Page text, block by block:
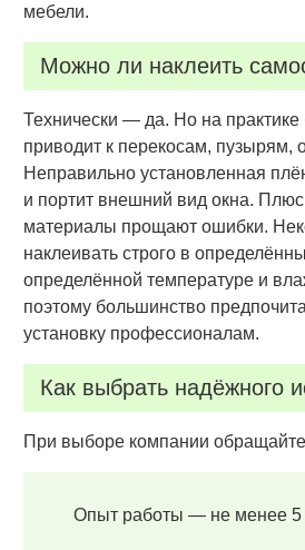
мебели.
Можно ли наклеить
Технически — да. Но на практике
приводит к перекосам, пузырям,
Неправильно установленная
и портит внешний вид окна.
материалы прощают ошибки.
наклеивать строго в
определённой температуре и
поэтому большинство
установку профессионалам.
Как выбрать надёжного
При выборе компании
Опыт работы — не менее 5